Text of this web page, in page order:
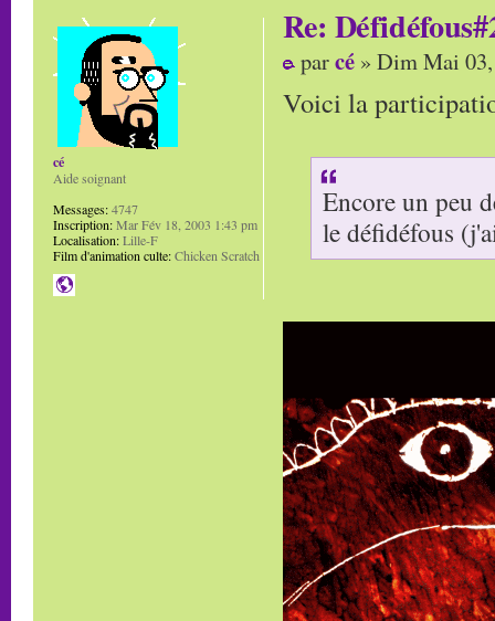
Re:
parcé » Dim Mai
Voici la
Encore un peu
le défidéfous
cé
Aide soignant
Messages:4747
Inscription:Mar Fév 18, 2003 1:43 pm
Localisation:Lille-F
Film d'animation culte:Chicken Scratch